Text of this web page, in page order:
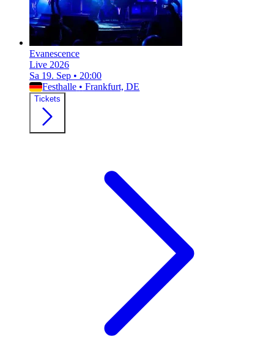
Evanescence
Live 2026
Sa 19. Sep • 20:00
Festhalle • Frankfurt, DE
Tickets